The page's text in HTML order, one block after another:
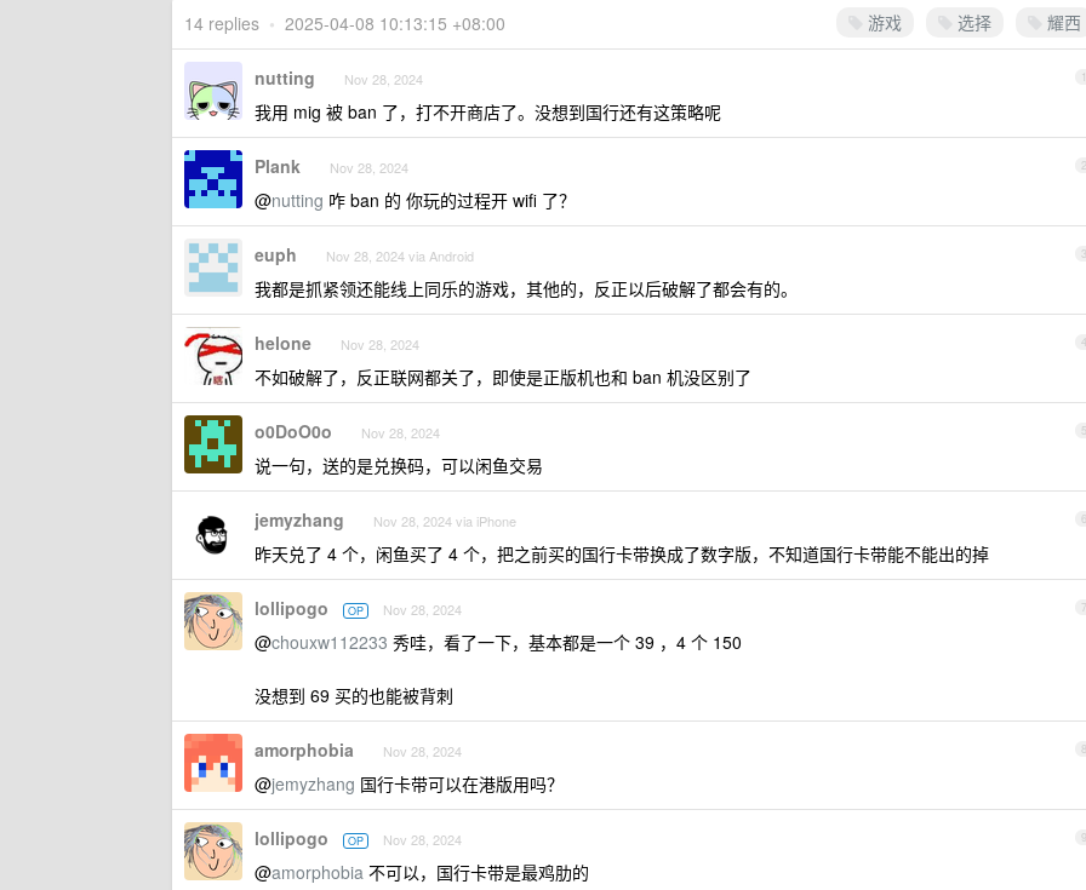
游戏 选择 耀西
14 replies • 2025-04-08 10:13:15 +08:00
1
nutting Nov 28, 2024
我用 mig 被 ban 了，打不开商店了。没想到国行还有这策略呢
2
Plank Nov 28, 2024
@nutting 咋 ban 的 你玩的过程开 wifi 了？
3
euph Nov 28, 2024 via Android
我都是抓紧领还能线上同乐的游戏，其他的，反正以后破解了都会有的。
4
helone Nov 28, 2024
不如破解了，反正联网都关了，即使是正版机也和 ban 机没区别了
5
o0DoO0o Nov 28, 2024
说一句，送的是兑换码，可以闲鱼交易
6
jemyzhang Nov 28, 2024 via iPhone
昨天兑了 4 个，闲鱼买了 4 个，把之前买的国行卡带换成了数字版，不知道国行卡带能不能出的掉
7
lollipogo OP Nov 28, 2024
@chouxw112233 秀哇，看了一下，基本都是一个 39 ，4 个 150
没想到 69 买的也能被背刺
8
amorphobia Nov 28, 2024
@jemyzhang 国行卡带可以在港版用吗？
9
lollipogo OP Nov 28, 2024
@amorphobia 不可以，国行卡带是最鸡肋的